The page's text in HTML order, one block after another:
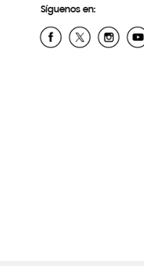
Síguenos en: